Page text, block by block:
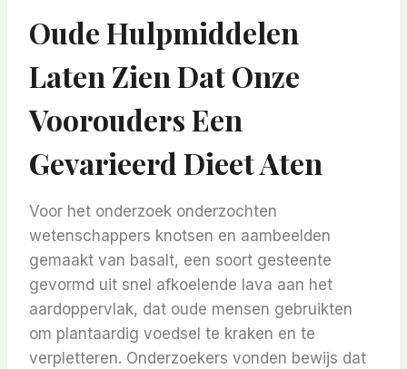
Oude Hulpmiddelen
Laten Zien Dat Onze
Voorouders Een
Gevarieerd Dieet Aten
Voor het onderzoek onderzochten
wetenschappers knotsen en aambeelden
gemaakt van basalt, een soort gesteente
gevormd uit snel afkoelende lava aan het
aardoppervlak, dat oude mensen gebruikten
om plantaardig voedsel te kraken en te
verpletteren. Onderzoekers vonden bewijs dat